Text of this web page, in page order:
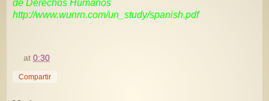
de Derechos Humanos
http://www.wunrn.com/un_study/spanish.pdf
at0:30
Compartir